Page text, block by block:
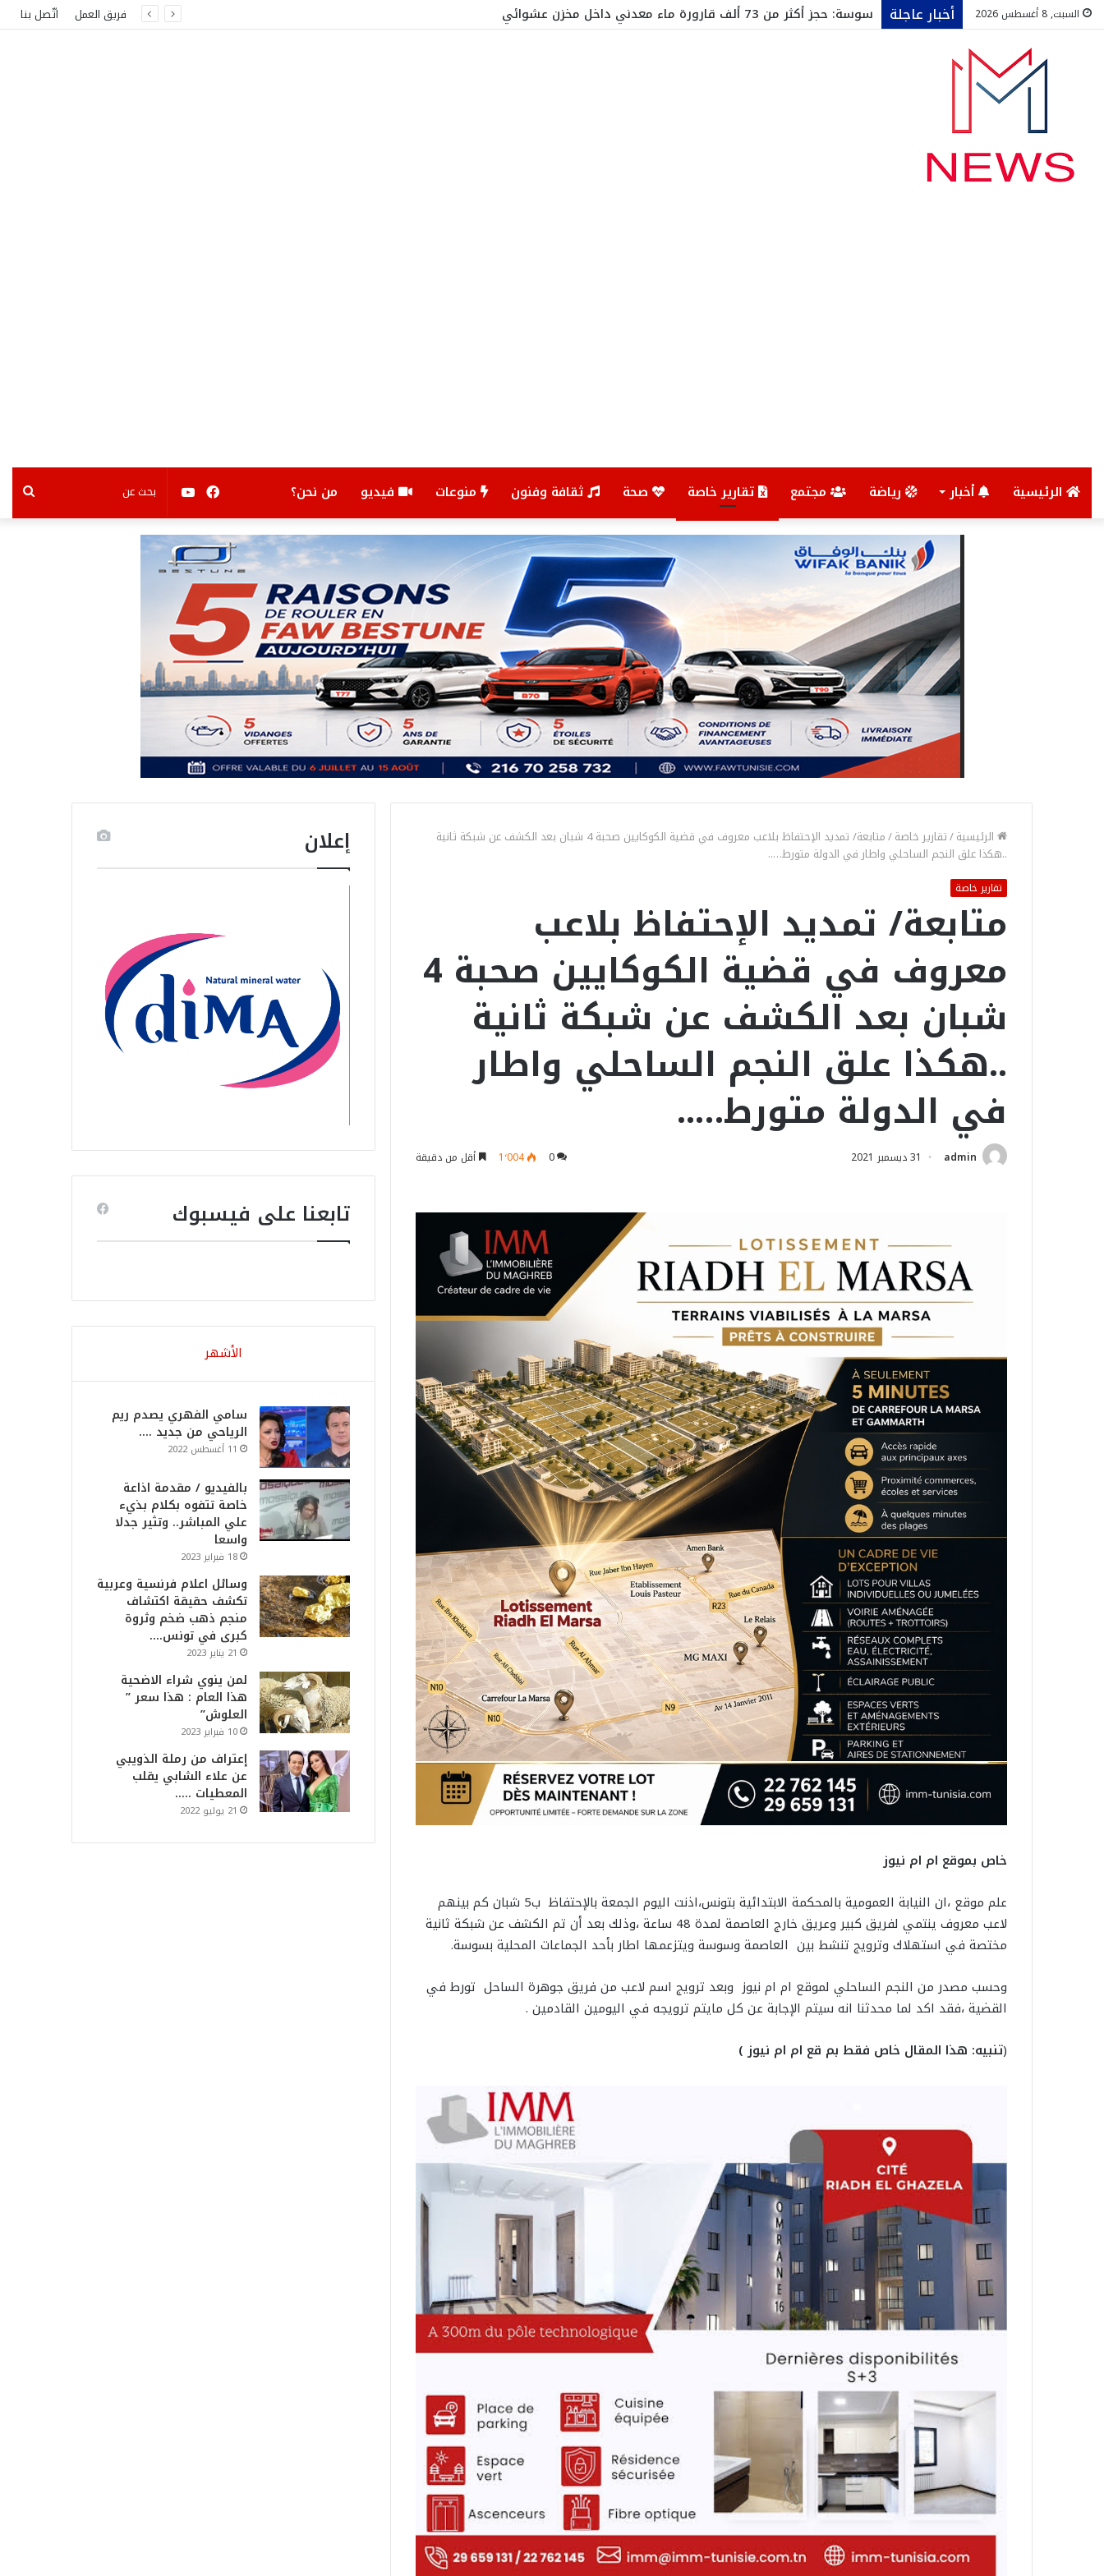
السبت, 8 أغسطس 2026 أخبار عاجلة سوسة: حجز أكثر من 73 ألف قارورة ماء معدني داخل مخزن عشوائي فريق العمل اتّصل بنا
الرئيسية أخبار رياضة مجتمع تقارير خاصة صحة ثقافة وفنون منوعات فيديو من نحن؟ بحث يوتيوبفيسبوك
الرئيسية/تقارير خاصة/
متابعة/ تمديد الإحتفاظ بلاعب معروف في قضية الكوكايين صحبة 4 شبان بعد الكشف عن شبكة ثانية
..هكذا علق النجم الساحلي واطار في الدولة متورط…..
تقارير خاصة
متابعة/ تمديد الإحتفاظ بلاعب
معروف في قضية الكوكايين صحبة 4
شبان بعد الكشف عن شبكة ثانية
..هكذا علق النجم الساحلي واطار
في الدولة متورط…..
admin 31 ديسمبر 2021 0 1٬004 أقل من دقيقة
خاص بموقع ام ام نيوز
علم موقع ،ان النيابة العمومية بالمحكمة الابتدائية بتونس،اذنت اليوم الجمعة بالإحتفاظ ب5 شبان كم بينهم
لاعب معروف ينتمي لفريق كبير وعريق خارج العاصمة لمدة 48 ساعة ،وذلك بعد أن تم الكشف عن شبكة ثانية
مختصة في استهلاك وترويج تنشط بين العاصمة وسوسة ويتزعمها اطار بأحد الجماعات المحلية بسوسة.
وحسب مصدر من النجم الساحلي لموقع ام ام نيوز وبعد ترويج اسم لاعب من فريق جوهرة الساحل تورط في
القضية ،فقد اكد لما محدثنا انه سيتم الإجابة عن كل مايتم ترويجه في اليومين القادمين .
(تنبيه: هذا المقال خاص فقط بم قع ام ام نيوز )
إعلان
تابعنا على فيسبوك
الأشهر
سامي الفهري يصدم ريم
الرياحي من جديد ….
11 أغسطس 2022
بالفيديو / مقدمة اذاعة
خاصة تتفوه بكلام بذيء
علي المباشر.. وتثير جدلا
واسعا
18 فبراير 2023
وسائل اعلام فرنسية وعربية
تكشف حقيقة اكتشاف
منجم ذهب ضخم وثروة
كبرى في تونس….
21 يناير 2023
لمن ينوي شراء الاضحية
هذا العام : هذا سعر ”
العلوش”
10 فبراير 2023
إعتراف من رملة الذويبي
عن علاء الشابي يقلب
المعطيات …..
21 يوليو 2022